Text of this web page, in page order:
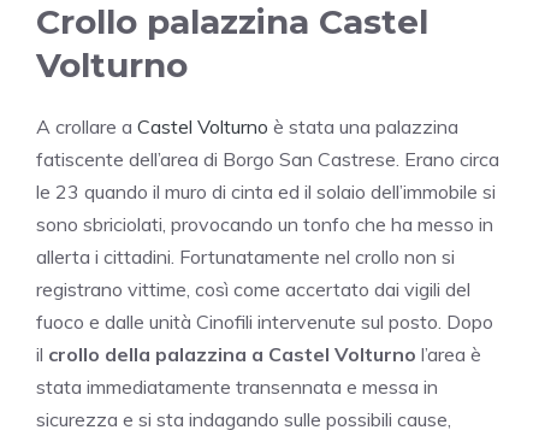
Crollo palazzina Castel
Volturno
A crollare a Castel Volturno è stata una palazzina
fatiscente dell’area di Borgo San Castrese. Erano circa
le 23 quando il muro di cinta ed il solaio dell’immobile si
sono sbriciolati, provocando un tonfo che ha messo in
allerta i cittadini. Fortunatamente nel crollo non si
registrano vittime, così come accertato dai vigili del
fuoco e dalle unità Cinofili intervenute sul posto. Dopo
il crollo della palazzina a Castel Volturno l’area è
stata immediatamente transennata e messa in
sicurezza e si sta indagando sulle possibili cause,